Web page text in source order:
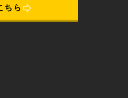
ちら